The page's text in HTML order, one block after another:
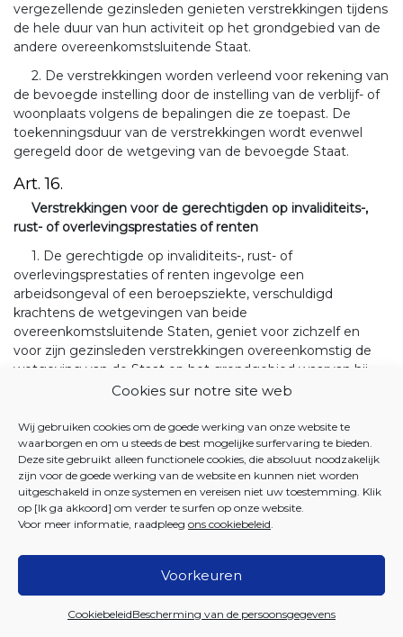
Cookies sur notre site web
Wij gebruiken cookies om de goede werking van onze website te
waarborgen en om u steeds de best mogelijke surfervaring te bieden.
Deze site gebruikt alleen functionele cookies, die absoluut noodzakelijk
zijn voor de goede werking van de website en kunnen niet worden
uitgeschakeld in onze systemen en vereisen niet uw toestemming. Klik
op [Ik ga akkoord] om verder te surfen op onze website.
Voor meer informatie, raadpleeg ons cookiebeleid.
Voorkeuren
CookiebeleidBescherming van de persoonsgegevens
vergezellende gezinsleden genieten verstrekkingen tijdens
de hele duur van hun activiteit op het grondgebied van de
andere overeenkomstsluitende Staat.
2. De verstrekkingen worden verleend voor rekening van
de bevoegde instelling door de instelling van de verblijf- of
woonplaats volgens de bepalingen die ze toepast. De
toekenningsduur van de verstrekkingen wordt evenwel
geregeld door de wetgeving van de bevoegde Staat.
Art. 16.
Verstrekkingen voor de gerechtigden op invaliditeits-,
rust- of overlevingsprestaties of renten
1. De gerechtigde op invaliditeits-, rust- of
overlevingsprestaties of renten ingevolge een
arbeidsongeval of een beroepsziekte, verschuldigd
krachtens de wetgevingen van beide
overeenkomstsluitende Staten, geniet voor zichzelf en
voor zijn gezinsleden verstrekkingen overeenkomstig de
wetgeving van de Staat op het grondgebied waarvan hij
woont en ten laste van de bevoegde instelling van deze
2. De gerechtigde op invaliditeits-, rust- of
overlevingsprestaties of renten ingevolge een
arbeidsongeval of een beroepsziekte, uitsluitend
verschuldigd krachtens de wetgeving van een van beide
overeenkomstsluitende Staten, die woont op het
grondgebied van de andere overeenkomstsluitende Staat,
gezinsleden. Die verstrekkingen worden verleend voor
rekening van de bevoegde instellingen door de instelling
van de woonplaats volgens de wetgeving die ze toepast.